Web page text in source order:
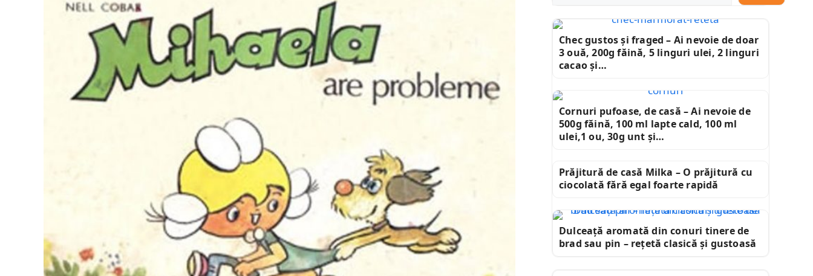
Chec gustos și fraged – Ai nevoie de doar
3 ouă, 200g făină, 5 linguri ulei, 2 linguri
cacao și…
Cornuri pufoase, de casă – Ai nevoie de
500g făină, 100 ml lapte cald, 100 ml
ulei,1 ou, 30g unt și…
Prăjitură de casă Milka – O prăjitură cu
ciocolată fără egal foarte rapidă
Dulceață aromată din conuri tinere de
brad sau pin – rețetă clasică și gustoasă